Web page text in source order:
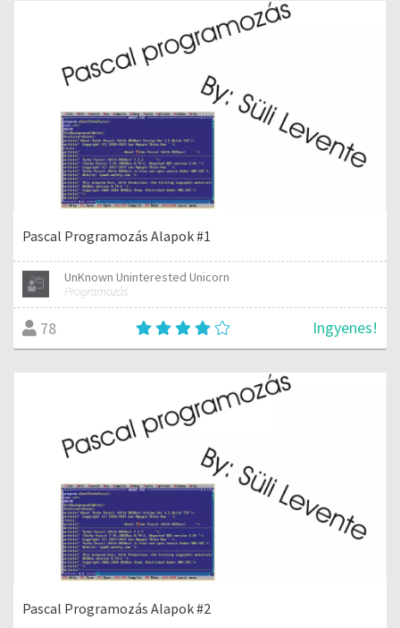
Pascal Programozás Alapok #1
UnKnown Uninterested Unicorn
Programozás
78 Ingyenes!
Pascal Programozás Alapok #2